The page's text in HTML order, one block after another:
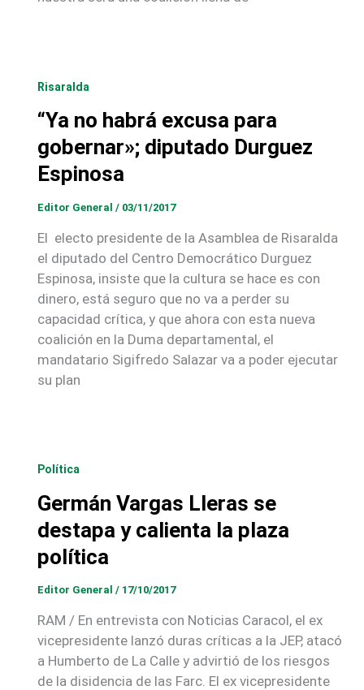
Risaralda
“Ya no habrá excusa para
gobernar»; diputado Durguez
Espinosa
Editor General / 03/11/2017
El electo presidente de la Asamblea de Risaralda
el diputado del Centro Democrático Durguez
Espinosa, insiste que la cultura se hace es con
dinero, está seguro que no va a perder su
capacidad crítica, y que ahora con esta nueva
coalición en la Duma departamental, el
mandatario Sigifredo Salazar va a poder ejecutar
su plan
Política
Germán Vargas Lleras se
destapa y calienta la plaza
política
Editor General / 17/10/2017
RAM / En entrevista con Noticias Caracol, el ex
vicepresidente lanzó duras críticas a la JEP, atacó
a Humberto de La Calle y advirtió de los riesgos
de la disidencia de las Farc. El ex vicepresidente